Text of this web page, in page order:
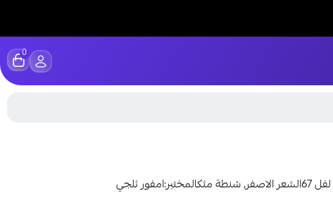
0
لمشاهدة فيديو للحساب اضغط هنا لامبرقيني كل مسج لفل 67الشعر الاصفر, شنطة مثكالمختبر:امفور ثلجي